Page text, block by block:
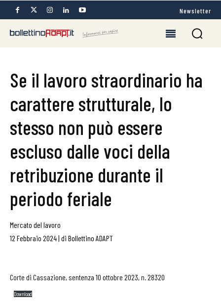
Newsletter
Se il lavoro straordinario ha
carattere strutturale, lo
stesso non può essere
escluso dalle voci della
retribuzione durante il
periodo feriale
Mercato del lavoro
12 Febbraio 2024| di Bollettino ADAPT
Corte di Cassazione, sentenza 10 ottobre 2023, n. 28320
Download